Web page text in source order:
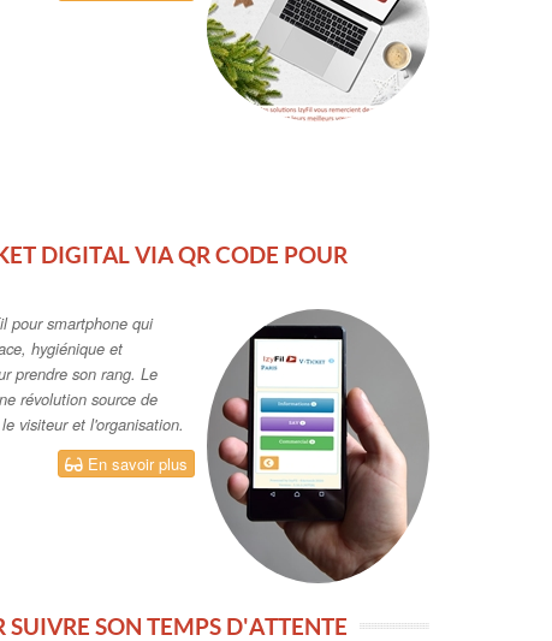
DIGITAL VIA QR CODE POUR
pour smartphone qui
hygiénique et
prendre son rang. Le
révolution source de
visiteur et l'organisation.
En savoir plus
SUIVRE SON TEMPS D'ATTENTE